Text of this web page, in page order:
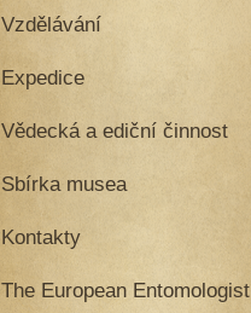
Vzdělávání
Expedice
Vědecká a ediční činnost
Sbírka musea
Kontakty
The European Entomologist